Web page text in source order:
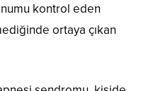
kontrol eden
ortaya çıkan